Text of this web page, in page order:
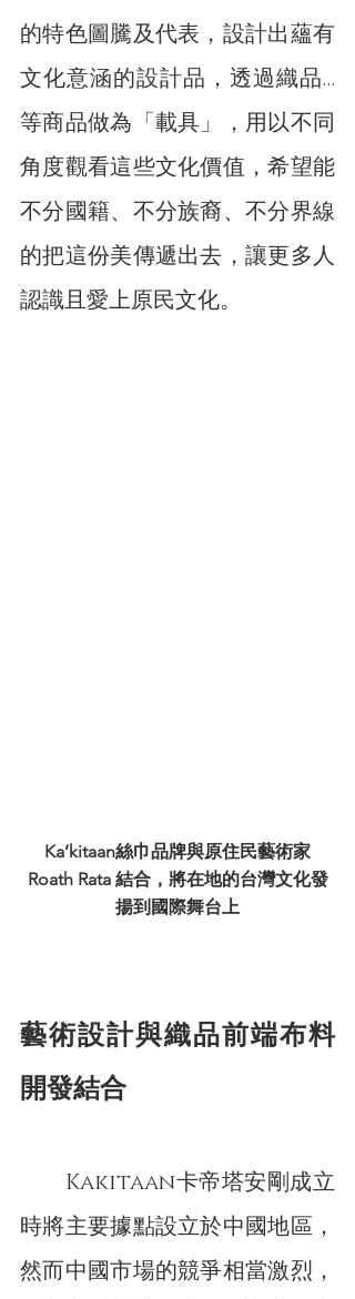
的特色圖騰及代表，設計出蘊有
文化意涵的設計品，透過織品…
等商品做為「載具」，用以不同
角度觀看這些文化價值，希望能
不分國籍、不分族裔、不分界線
的把這份美傳遞出去，讓更多人
認識且愛上原民文化。
Ka’kitaan絲巾品牌與原住民藝術家
Roath Rata 結合，將在地的台灣文化發
揚到國際舞台上
藝術設計與織品前端布料
開發結合
Kakitaan卡帝塔安剛成立
時將主要據點設立於中國地區，
然而中國市場的競爭相當激烈，